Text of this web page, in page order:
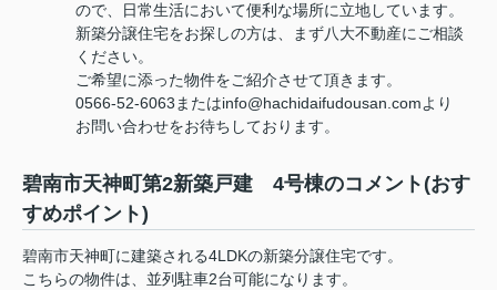
ので、日常生活において便利な場所に立地しています。
新築分譲住宅をお探しの方は、まず八大不動産にご相談
ください。
ご希望に添った物件をご紹介させて頂きます。
0566-52-6063またはinfo@hachidaifudousan.comより
お問い合わせをお待ちしております。
碧南市天神町第2新築戸建 4号棟のコメント(おす
すめポイント)
碧南市天神町に建築される4LDKの新築分譲住宅です。
こちらの物件は、並列駐車2台可能になります。